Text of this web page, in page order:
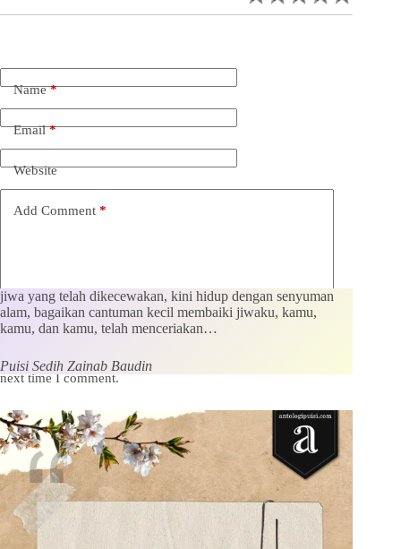
Name*
Email*
Website
Add Comment *
Save my name, email and website in this browser for the
next time I comment.
Kirim Komentar
jiwa yang telah dikecewakan, kini hidup dengan senyuman
alam, bagaikan cantuman kecil membaiki jiwaku, kamu,
kamu, dan kamu, telah menceriakan…
Puisi Sedih Zainab Baudin